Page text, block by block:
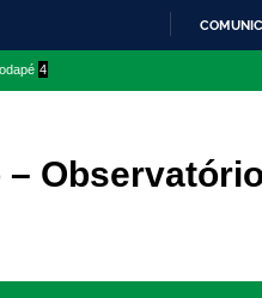
4
–